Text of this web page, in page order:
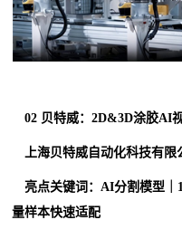
02 贝特威：2D&3D涂胶AI
上海贝特威自动化科技有
亮点关键词：AI分割模型
量样本快速适配